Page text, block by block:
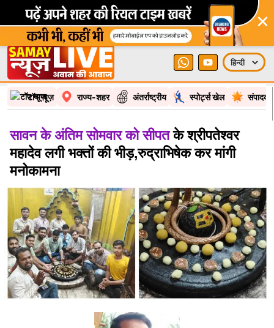
×
टॉप न्यूज़ राज्य-शहर अंतर्राष्ट्रीय स्पोर्ट्स खेल
सावन के अंतिम सोमवार को सीपतके श्रीपतेश्वर
महादेव लगी भक्तों की भीड़,रुद्राभिषेक कर मांगी
मनोकामना